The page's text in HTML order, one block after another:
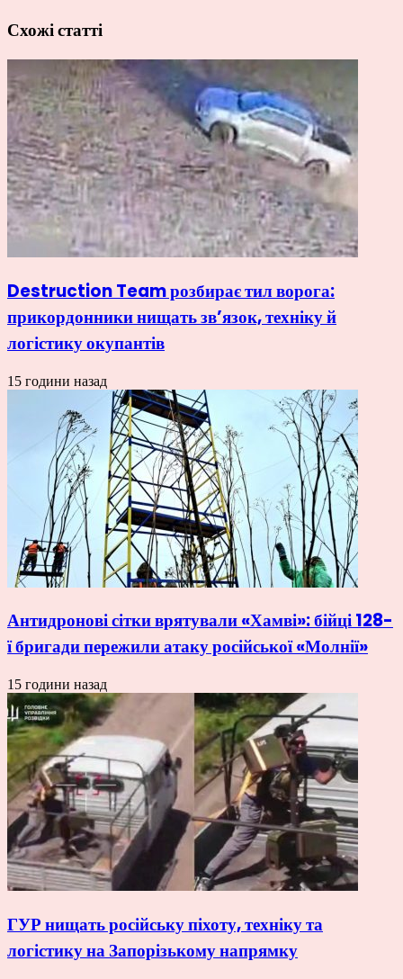
Схожі статті
Destruction Team розбирає тил ворога:
прикордонники нищать зв’язок, техніку й
логістику окупантів
15 години назад
Антидронові сітки врятували «Хамві»: бійці 128-
ї бригади пережили атаку російської «Молнії»
15 години назад
ГУР нищать російську піхоту, техніку та
логістику на Запорізькому напрямку